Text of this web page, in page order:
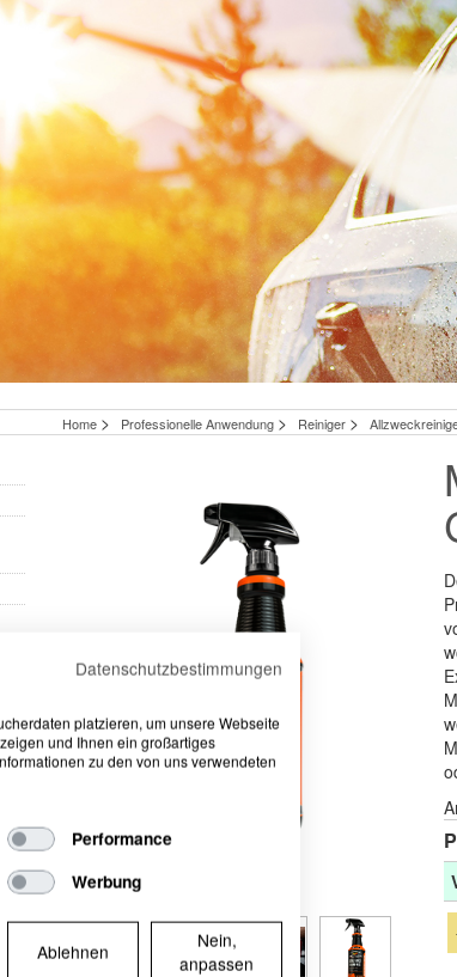
Home > Professionelle Anwendung > Reiniger >
Datenschutzbestimmungen
platzieren, um unsere Webseite
und Ihnen ein großartiges
zu den von uns verwendeten
Performance
Werbung
Ablehnen
Nein,
anpassen